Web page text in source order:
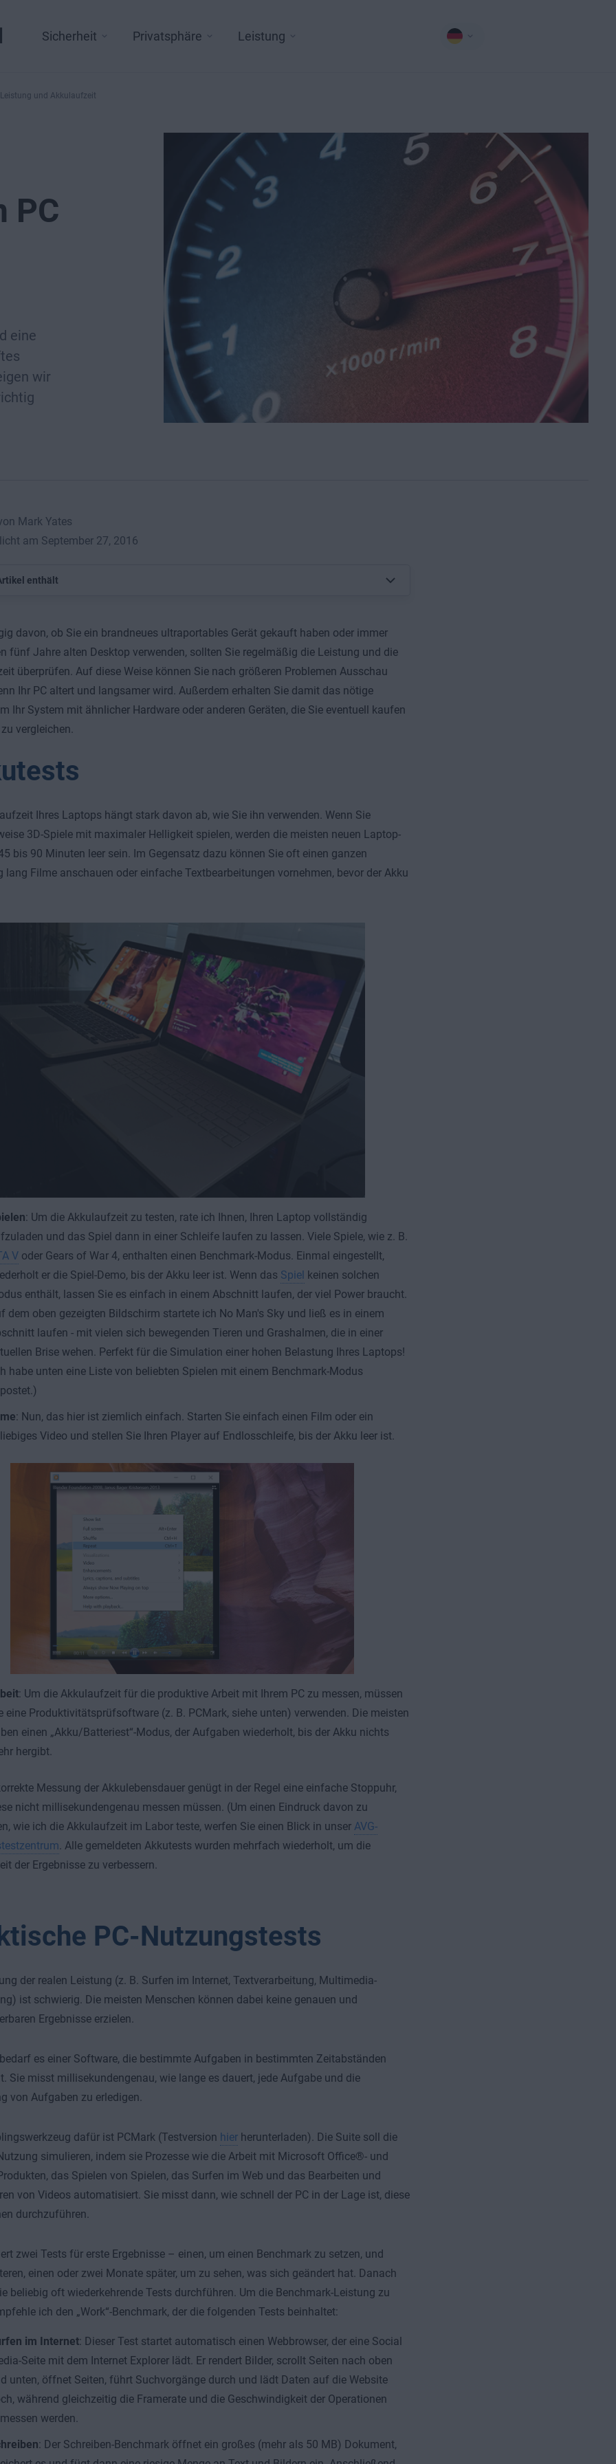
Sicherheit Privatsphäre Leistung
und Akkulaufzeit
PC
eine
wir
Mark Yates
am September 27, 2016
enthält
davon, ob Sie ein brandneues ultraportables Gerät gekauft haben oder immer
fünf Jahre alten Desktop verwenden, sollten Sie regelmäßig die Leistung und die
überprüfen. Auf diese Weise können Sie nach größeren Problemen Ausschau
Ihr PC altert und langsamer wird. Außerdem erhalten Sie damit das nötige
Ihr System mit ähnlicher Hardware oder anderen Geräten, die Sie eventuell kaufen
vergleichen.
Ihres Laptops hängt stark davon ab, wie Sie ihn verwenden. Wenn Sie
3D-Spiele mit maximaler Helligkeit spielen, werden die meisten neuen Laptop-
bis 90 Minuten leer sein. Im Gegensatz dazu können Sie oft einen ganzen
lang Filme anschauen oder einfache Textbearbeitungen vornehmen, bevor der Akku
: Um die Akkulaufzeit zu testen, rate ich Ihnen, Ihren Laptop vollständig
und das Spiel dann in einer Schleife laufen zu lassen. Viele Spiele, wie z. B.
Voder Gears of War 4, enthalten einen Benchmark-Modus. Einmal eingestellt,
er die Spiel-Demo, bis der Akku leer ist. Wenn das Spiel keinen solchen
enthält, lassen Sie es einfach in einem Abschnitt laufen, der viel Power braucht.
dem oben gezeigten Bildschirm startete ich No Man's Sky und ließ es in einem
laufen - mit vielen sich bewegenden Tieren und Grashalmen, die in einer
Brise wehen. Perfekt für die Simulation einer hohen Belastung Ihres Laptops!
habe unten eine Liste von beliebten Spielen mit einem Benchmark-Modus
: Nun, das hier ist ziemlich einfach. Starten Sie einfach einen Film oder ein
Video und stellen Sie Ihren Player auf Endlosschleife, bis der Akku leer ist.
: Um die Akkulaufzeit für die produktive Arbeit mit Ihrem PC zu messen, müssen
eine Produktivitätsprüfsoftware (z. B. PCMark, siehe unten) verwenden. Die meisten
einen „Akku/Batteriest“-Modus, der Aufgaben wiederholt, bis der Akku nichts
hergibt.
Messung der Akkulebensdauer genügt in der Regel eine einfache Stoppuhr,
nicht millisekundengenau messen müssen. (Um einen Eindruck davon zu
wie ich die Akkulaufzeit im Labor teste, werfen Sie einen Blick in unser AVG-
. Alle gemeldeten Akkutests wurden mehrfach wiederholt, um die
der Ergebnisse zu verbessern.
PC-Nutzungstests
der realen Leistung (z. B. Surfen im Internet, Textverarbeitung, Multimedia-
ist schwierig. Die meisten Menschen können dabei keine genauen und
Ergebnisse erzielen.
es einer Software, die bestimmte Aufgaben in bestimmten Zeitabständen
Sie misst millisekundengenau, wie lange es dauert, jede Aufgabe und die
von Aufgaben zu erledigen.
dafür ist PCMark (Testversion hierherunterladen). Die Suite soll die
simulieren, indem sie Prozesse wie die Arbeit mit Microsoft Office®- und
das Spielen von Spielen, das Surfen im Web und das Bearbeiten und
von Videos automatisiert. Sie misst dann, wie schnell der PC in der Lage ist, diese
durchzuführen.
zwei Tests für erste Ergebnisse – einen, um einen Benchmark zu setzen, und
einen oder zwei Monate später, um zu sehen, was sich geändert hat. Danach
beliebig oft wiederkehrende Tests durchführen. Um die Benchmark-Leistung zu
ich den „Work“-Benchmark, der die folgenden Tests beinhaltet:
im Internet: Dieser Test startet automatisch einen Webbrowser, der eine Social
Seite mit dem Internet Explorer lädt. Er rendert Bilder, scrollt Seiten nach oben
unten, öffnet Seiten, führt Suchvorgänge durch und lädt Daten auf die Website
während gleichzeitig die Framerate und die Geschwindigkeit der Operationen
werden.
: Der Schreiben-Benchmark öffnet ein großes (mehr als 50 MB) Dokument,